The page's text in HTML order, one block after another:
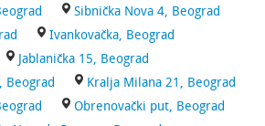
Sibnička Nova 4, Beograd
Ivankovačka, Beograd
Jablanička 15, Beograd
Beograd
Kralja Milana 21, Beograd
Obrenovački put, Beograd